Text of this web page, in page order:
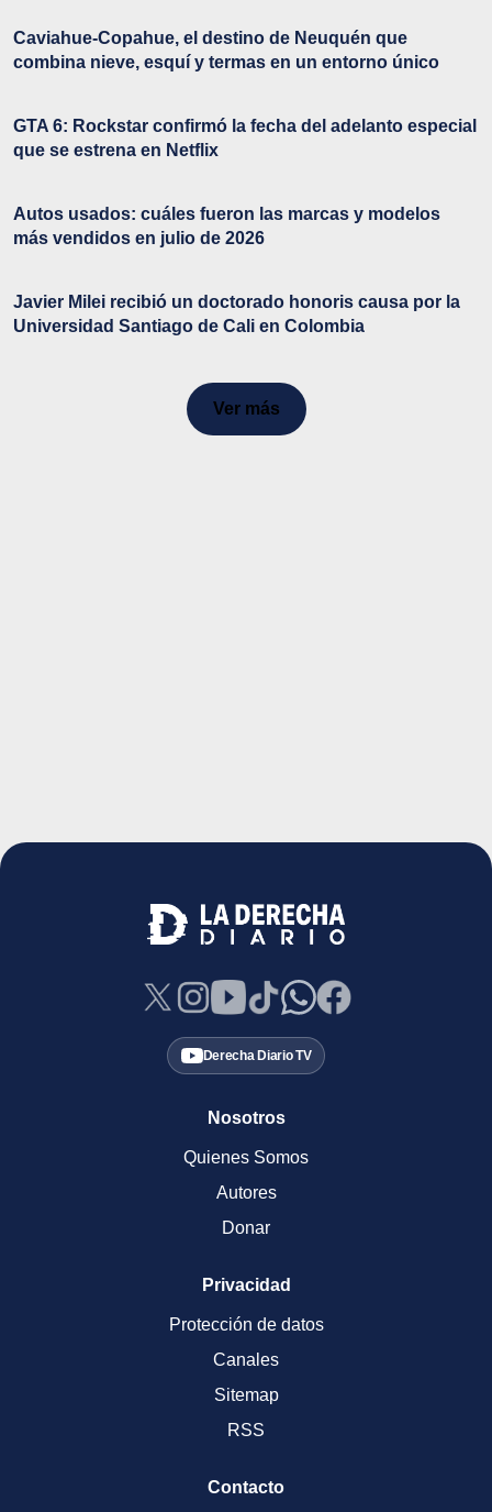
Caviahue-Copahue, el destino de Neuquén que
combina nieve, esquí y termas en un entorno único
GTA 6: Rockstar confirmó la fecha del adelanto especial
que se estrena en Netflix
Autos usados: cuáles fueron las marcas y modelos
más vendidos en julio de 2026
Javier Milei recibió un doctorado honoris causa por la
Universidad Santiago de Cali en Colombia
Ver más
Derecha Diario TV
Nosotros
Quienes Somos
Autores
Donar
Privacidad
Protección de datos
Canales
Sitemap
RSS
Contacto